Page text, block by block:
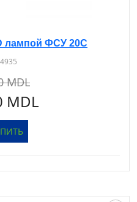
лампой ФСУ 20С
4935
MDL
MDL